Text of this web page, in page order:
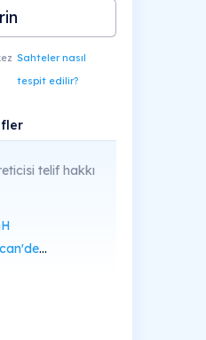
Sahteler nasıl
tespit edilir?
telif hakkı
görüntüle